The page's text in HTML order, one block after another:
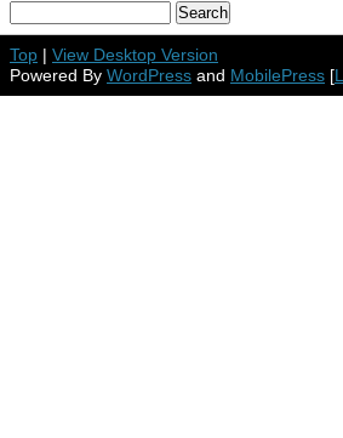
Top | View Desktop Version
Powered By WordPress and MobilePress [